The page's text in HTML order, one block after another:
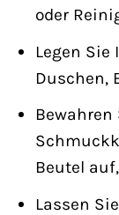
oder
Legen
Duschen,
Beutel
Lassen